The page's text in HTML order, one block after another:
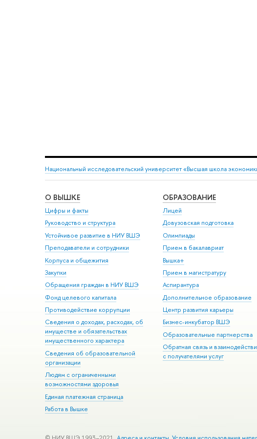
Национальный исследовательский университет «Высшая школа
О ВЫШКЕ
Цифры и факты
Руководство и структура
Устойчивое развитие в НИУ ВШЭ
Преподаватели и сотрудники
Корпуса и общежития
Закупки
Обращения граждан в НИУ ВШЭ
Фонд целевого капитала
Противодействие коррупции
Сведения о доходах, расходах, об
имуществе и обязательствах
имущественного характера
Сведения об образовательной
организации
Людям с ограниченными
возможностями здоровья
Единая платежная страница
Работа в Вышке
ОБРАЗОВАНИЕ
Лицей
Довузовская подготовка
Олимпиады
Прием в бакалавриат
Вышка+
Прием в магистратуру
Аспирантура
Дополнительное образование
Центр развития карьеры
Бизнес-инкубатор ВШЭ
Образовательные партнерства
Обратная связь и
с получателями услуг